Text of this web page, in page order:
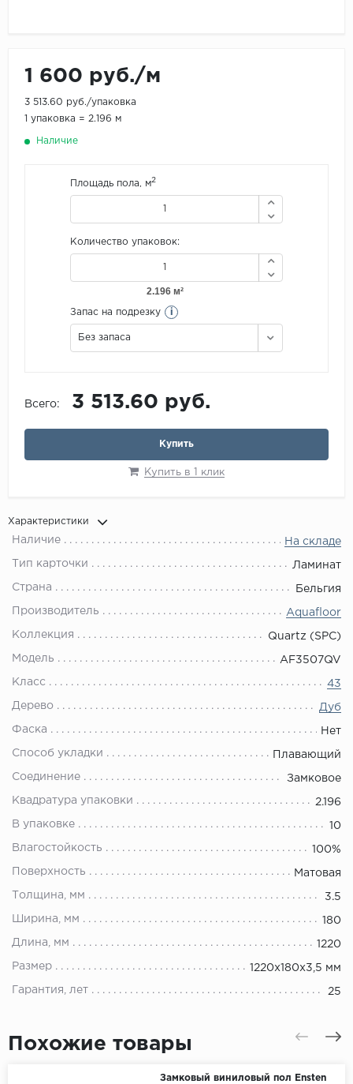
1 600 руб./м
3 513.60 руб./упаковка
1 упаковка = 2.196 м
Наличие
Площадь пола, м2
Количество упаковок:
Запас на подрезку i
Без запаса
Всего: 3 513.60 руб.
Купить
Купить в 1 клик
Характеристики
Наличие На складе
Тип карточки Ламинат
Страна Бельгия
Производитель Aquafloor
Коллекция Quartz (SPC)
Модель AF3507QV
Класс 43
Дерево Дуб
Фаска Нет
Способ укладки Плавающий
Соединение Замковое
Квадратура упаковки 2.196
В упаковке 10
Влагостойкость 100%
Поверхность Матовая
Толщина, мм 3.5
Ширина, мм 180
Длина, мм 1220
Размер 1220х180х3,5 мм
Гарантия, лет 25
Похожие товары
Замковый виниловый пол Ensten